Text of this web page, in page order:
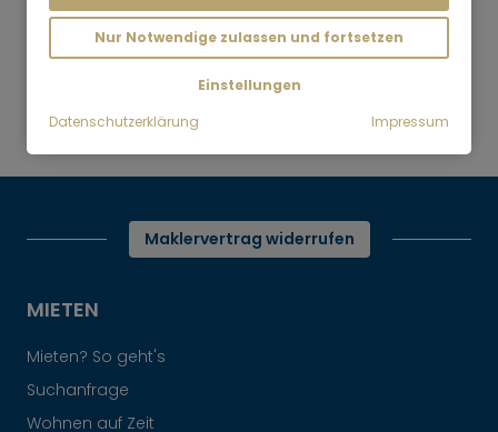
Wohnen auf Zeit
Maklervertrag widerrufen
MIETEN
Mieten? So geht's
Suchanfrage
Wohnen auf Zeit
Nur Notwendige zulassen und fortsetzen
Einstellungen
Datenschutzerklärung
Impressum